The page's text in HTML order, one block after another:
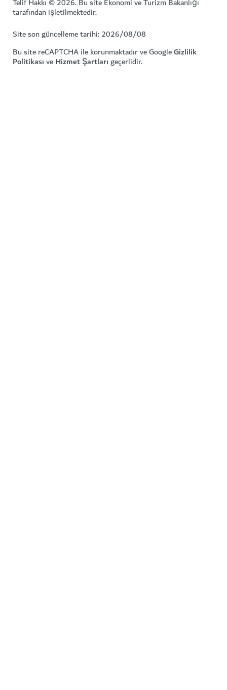
tarafından işletilmektedir.
Site son güncelleme tarihi: 2026/08/08
Bu site reCAPTCHA ile korunmaktadır ve GoogleGizlilik
PolitikasıveHizmet Şartlarıgeçerlidir.